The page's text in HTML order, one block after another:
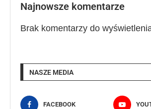
Najnowsze komentarze
Brak komentarzy do
NASZE MEDIA
FACEBOOK